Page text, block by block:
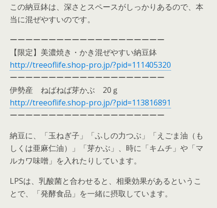
この納豆鉢は、深さとスペースがしっかりあるので、本
当に混ぜやすいのです。
ーーーーーーーーーーーーーーーーーーーー
【限定】美濃焼き・かき混ぜやすい納豆鉢
http://treeoflife.shop-pro.jp/?pid=111405320
ーーーーーーーーーーーーーーーーーーーー
伊勢産 ねばねば芽かぶ 20ｇ
http://treeoflife.shop-pro.jp/?pid=113816891
ーーーーーーーーーーーーーーーーーーーー
納豆に、「玉ねぎ子」「ふしの力つぶ」「えごま油（も
しくは亜麻仁油）」「芽かぶ」、時に「キムチ」や「マ
ルカワ味噌」を入れたりしています。
LPSは、乳酸菌と合わせると、相乗効果があるというこ
とで、「発酵食品」を一緒に摂取しています。